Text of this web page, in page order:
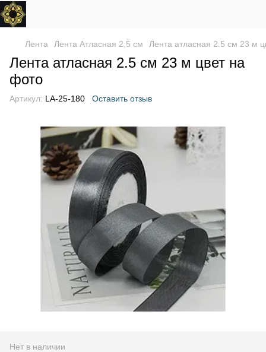
Лента Лента Атласная 2,5 см Лента атласная 2.5 см 23 м
Лента атласная 2.5 см 23 м цвет на
фото
Артикул: LA-25-180 Оставить отзыв
Нет в наличии